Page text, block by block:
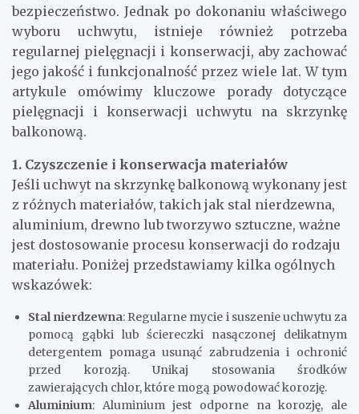
bezpieczeństwo. Jednak po dokonaniu właściwego
wyboru uchwytu, istnieje również potrzeba
regularnej pielęgnacji i konserwacji, aby zachować
jego jakość i funkcjonalność przez wiele lat. W tym
artykule omówimy kluczowe porady dotyczące
pielęgnacji i konserwacji uchwytu na skrzynkę
balkonową.
1. Czyszczenie i konserwacja materiałów
Jeśli uchwyt na skrzynkę balkonową wykonany jest
z różnych materiałów, takich jak stal nierdzewna,
aluminium, drewno lub tworzywo sztuczne, ważne
jest dostosowanie procesu konserwacji do rodzaju
materiału. Poniżej przedstawiamy kilka ogólnych
wskazówek:
Stal nierdzewna: Regularne mycie i suszenie uchwytu za
pomocą gąbki lub ściereczki nasączonej delikatnym
detergentem pomaga usunąć zabrudzenia i ochronić
przed korozją. Unikaj stosowania środków
zawierających chlor, które mogą powodować korozję.
Aluminium: Aluminium jest odporne na korozję, ale